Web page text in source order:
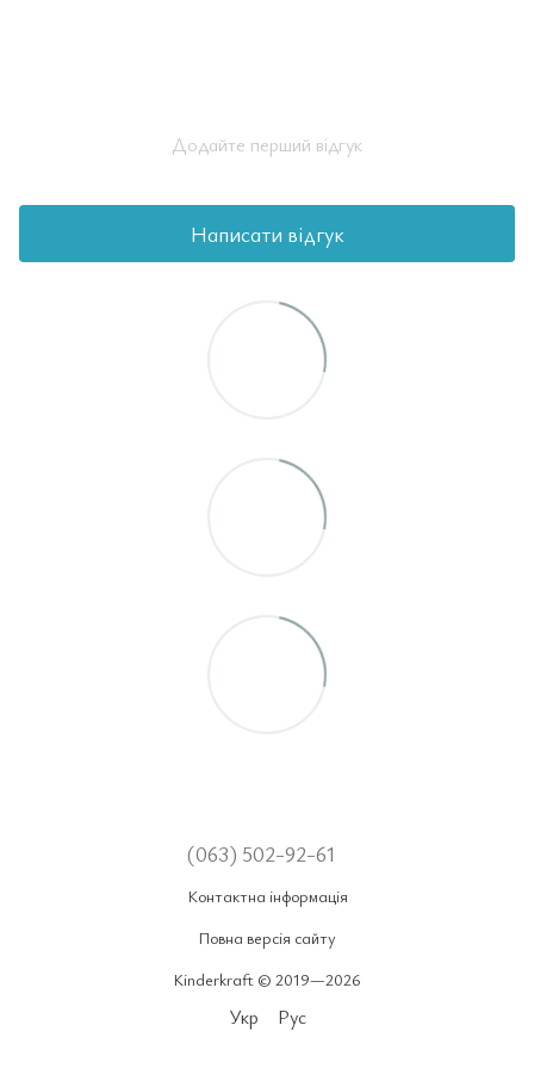
Додайте перший відгук
Написати відгук
(063) 502-92-61
Контактна інформація
Повна версія сайту
Kinderkraft © 2019—2026
Укр Рус